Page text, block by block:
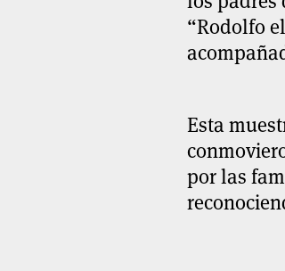
“Rodolfo
Esta
por las